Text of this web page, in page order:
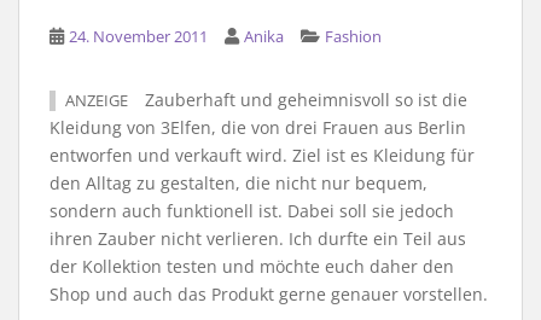
24. November 2011 Anika Fashion
ANZEIGE
Zauberhaft und geheimnisvoll so ist die
Kleidung von 3Elfen, die von drei Frauen aus Berlin
entworfen und verkauft wird. Ziel ist es Kleidung für
den Alltag zu gestalten, die nicht nur bequem,
sondern auch funktionell ist. Dabei soll sie jedoch
ihren Zauber nicht verlieren. Ich durfte ein Teil aus
der Kollektion testen und möchte euch daher den
Shop und auch das Produkt gerne genauer vorstellen.